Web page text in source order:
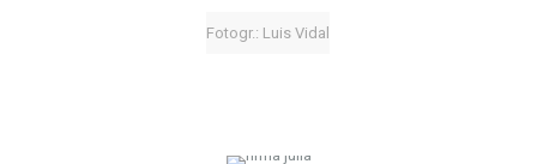
Fotogr.: Luis Vidal